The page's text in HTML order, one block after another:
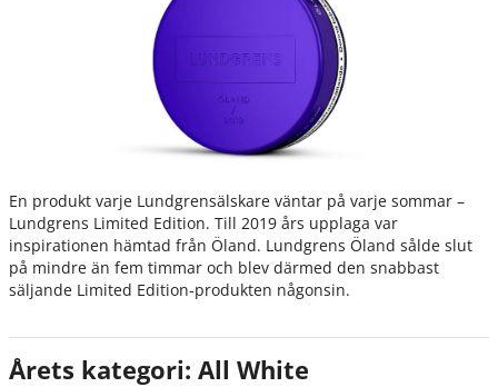
En produkt varje Lundgrensälskare väntar på varje sommar –
Lundgrens Limited Edition. Till 2019 års upplaga var
inspirationen hämtad från Öland. Lundgrens Öland sålde slut
på mindre än fem timmar och blev därmed den snabbast
säljande Limited Edition-produkten någonsin.
Årets kategori: All White